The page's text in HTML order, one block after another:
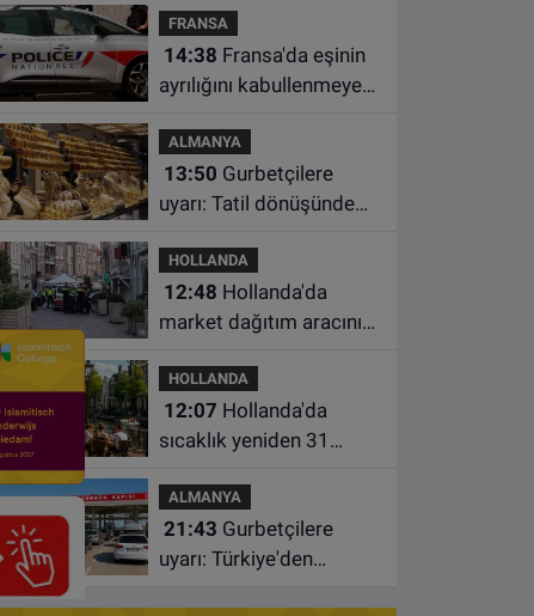
hale getiriyor
FRANSA
14:38
ayrılığını kabullenmeyen
oğlunu öldürdü
ALMANYA
13:50
uyarı: Tatil dönüşünde
kuralları unutmayın
HOLLANDA
12:48
market dağıtım aracının
çocuk hayatını kaybetti
HOLLANDA
12:07
sıcaklık yeniden 31
ALMANYA
21:43
uyarı: Türkiye'den